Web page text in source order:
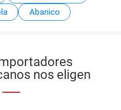
Abanico
nos eligen